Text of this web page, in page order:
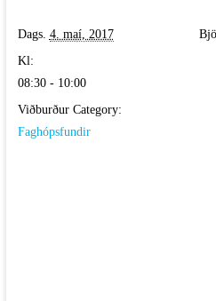
Dags. 4. maí, 2017
Kl:
08:30 - 10:00
Viðburður Category:
Faghópsfundir